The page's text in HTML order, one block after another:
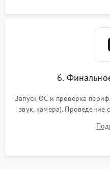
6.
Запуск ОС и проверка
звук, камера). Проведение
для контроля
системы под